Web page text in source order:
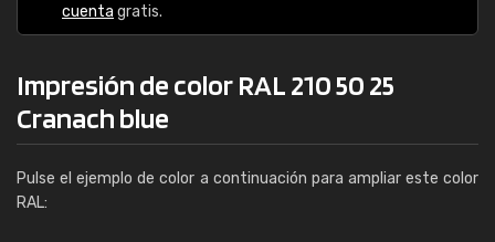
cuenta gratis.
Impresión de color RAL 210 50 25
Cranach blue
Pulse el ejemplo de color a continuación para ampliar este color
RAL: